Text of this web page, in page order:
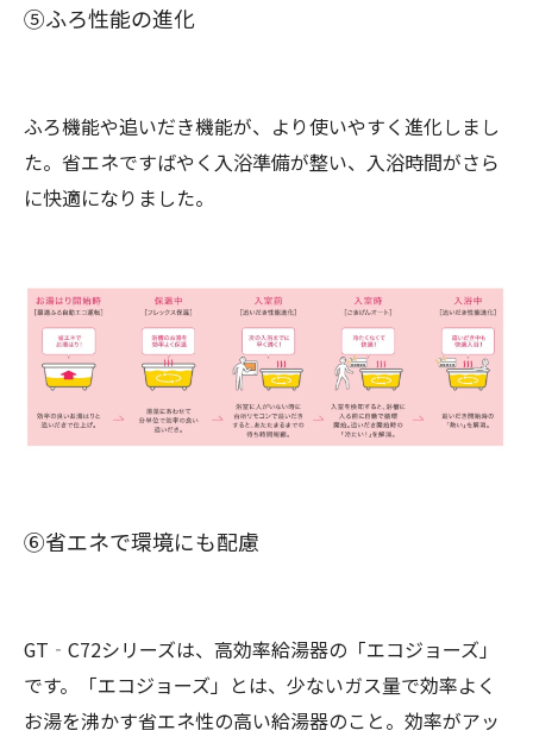
⑤ふろ性能の進化
ふろ機能や追いだき機能が、より使いやすく進化しまし
た。省エネですばやく入浴準備が整い、入浴時間がさら
に快適になりました。
⑥省エネで環境にも配慮
GT‐C72シリーズは、高効率給湯器の「エコジョーズ」
です。「エコジョーズ」とは、少ないガス量で効率よく
お湯を沸かす省エネ性の高い給湯器のこと。効率がアッ